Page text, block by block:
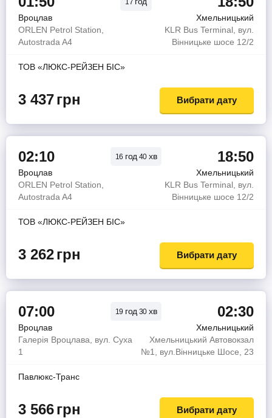
17
Вроцлав
Хмельницький
ORLEN Petrol Station,
Autostrada A4
KLR Bus Terminal, вул.
Вінницьке шосе 12/2
ТОВ «ЛЮКС-РЕЙЗЕН БІС»
3 437грн Вибрати дату
02:10 16 год 40 хв 18:50
Вроцлав
Хмельницький
ORLEN Petrol Station,
Autostrada A4
KLR Bus Terminal, вул.
Вінницьке шосе 12/2
ТОВ «ЛЮКС-РЕЙЗЕН БІС»
3 262грн Вибрати дату
07:00 19 год 30 хв 02:30
Вроцлав
Хмельницький
Галерія Вроцлава, вул. Суха
1
Хмельницький Автовокзал
№1, вул.Вінницьке Шосе, 23
Павлюкс-Транс
3 566грн Вибрати дату